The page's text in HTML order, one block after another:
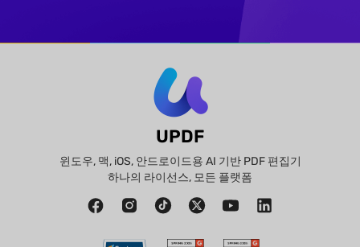
UPDF
윈도우, 맥, iOS, 안드로이드용 AI 기반 PDF 편집기
하나의 라이선스, 모든 플랫폼